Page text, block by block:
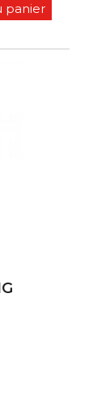
panier